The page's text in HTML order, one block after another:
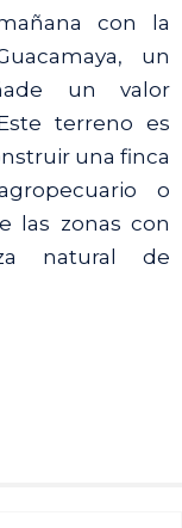
con la
un
un valor
terreno es
una finca
o
las zonas con
natural de